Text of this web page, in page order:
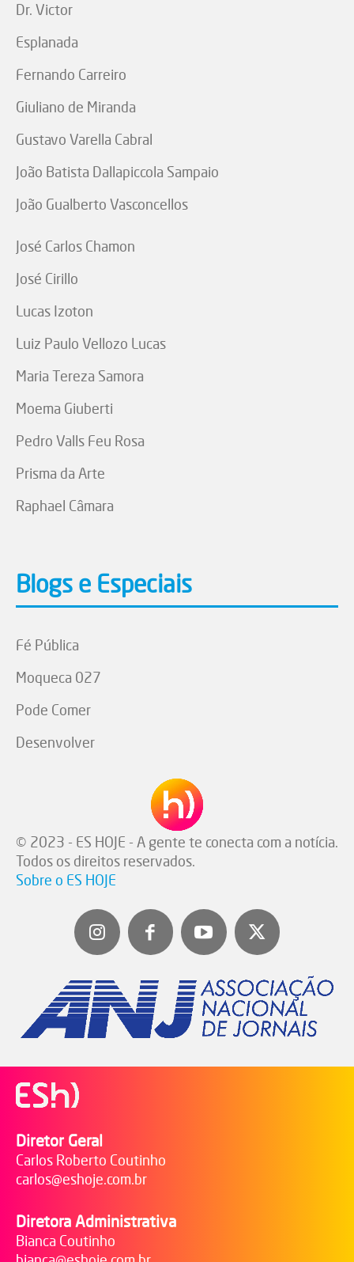
Dr. Victor
Esplanada
Fernando Carreiro
Giuliano de Miranda
Gustavo Varella Cabral
João Batista Dallapiccola Sampaio
João Gualberto Vasconcellos
José Carlos Chamon
José Cirillo
Lucas Izoton
Luiz Paulo Vellozo Lucas
Maria Tereza Samora
Moema Giuberti
Pedro Valls Feu Rosa
Prisma da Arte
Raphael Câmara
Blogs e Especiais
Fé Pública
Moqueca 027
Pode Comer
Desenvolver
© 2023 - ES HOJE - A gente te conecta com a notícia.
Todos os direitos reservados.
Sobre o ES HOJE
Diretor Geral
Carlos Roberto Coutinho
carlos@eshoje.com.br
Diretora Administrativa
Bianca Coutinho